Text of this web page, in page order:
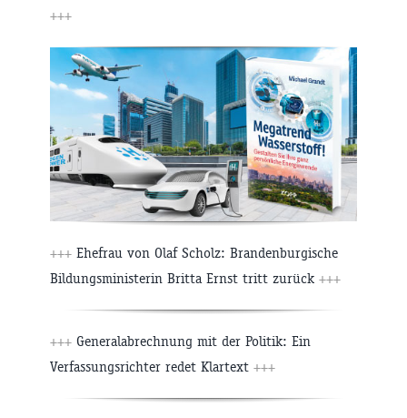
+++
+++ Ehefrau von Olaf Scholz: Brandenburgische
Bildungsministerin Britta Ernst tritt zurück +++
+++ Generalabrechnung mit der Politik: Ein
Verfassungsrichter redet Klartext +++